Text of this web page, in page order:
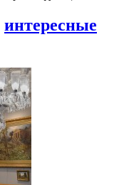
интересные